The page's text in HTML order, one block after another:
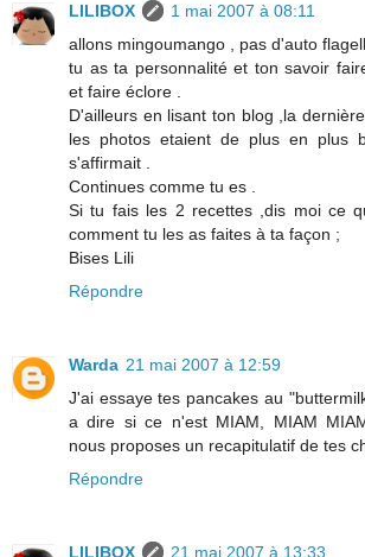
LILIBOX
1 mai 2007 à 08:11
allons mingoumango , pas d'auto
tu as ta personnalité et ton savoir
et faire éclore .
D'ailleurs en lisant ton blog ,la
les photos etaient de plus en plus
s'affirmait .
Continues comme tu es .
Si tu fais les 2 recettes ,dis moi ce
comment tu les as faites à ta façon ;
Bises Lili
Répondre
Warda 21 mai 2007 à 12:59
J'ai essaye tes pancakes au
a dire si ce n'est MIAM, MIAM
nous proposes un recapitulatif de tes
Répondre
LILIBOX
21 mai 2007 à 13:33